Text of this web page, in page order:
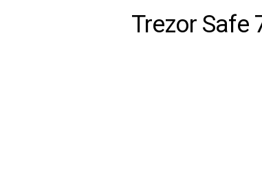
Trezor Safe